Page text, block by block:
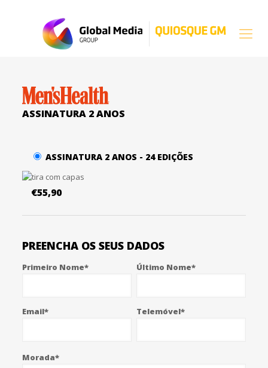
ASSINATURA 2 ANOS
ASSINATURA 2 ANOS - 24 EDIÇÕES
€55,90
PREENCHA OS SEUS DADOS
Primeiro Nome* Último Nome*
Email* Telemóvel*
Morada*